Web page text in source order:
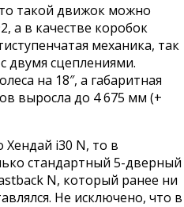
такой движок можно
а в качестве коробок
механика, так
двумя сцеплениями.
на 18″, а габаритная
выросла до 4 675 мм (+
Хендай i30 N, то в
стандартный 5-дверный
N, который ранее ни
Не исключено, что в